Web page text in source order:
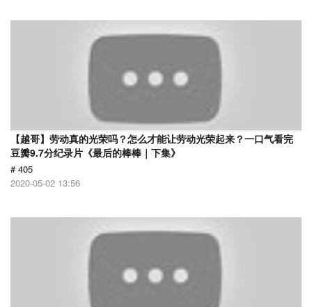
【越哥】劳动真的光荣吗？怎么才能让劳动光荣起来？一口气看完
豆瓣9.7分纪录片《最后的棒棒｜下集》
# 405
2020-05-02 13:56